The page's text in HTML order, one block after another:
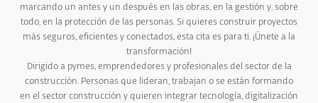
marcando un antes y un después en las obras, en la gestión y, sobre
todo, en la protección de las personas. Si quieres construir proyectos
más seguros, eficientes y conectados, esta cita es para ti. ¡Únete a la
transformación!
Dirigido a pymes, emprendedores y profesionales del sector de la
construcción. Personas que lideran, trabajan o se están formando
en el sector construcción y quieren integrar tecnología, digitalización